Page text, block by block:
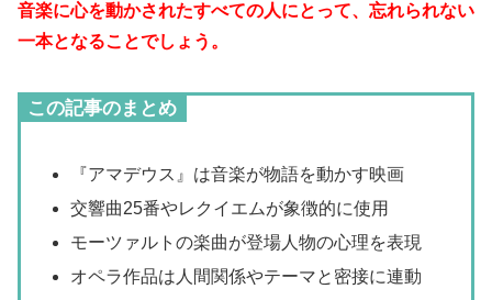
音楽に心を動かされたすべての人にとって、忘れられない
一本となることでしょう。
この記事のまとめ
『アマデウス』は音楽が物語を動かす映画
交響曲25番やレクイエムが象徴的に使用
モーツァルトの楽曲が登場人物の心理を表現
オペラ作品は人間関係やテーマと密接に連動